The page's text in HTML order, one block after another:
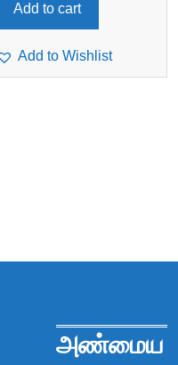
Add to cart
Add to Wishlist
அண்மைய